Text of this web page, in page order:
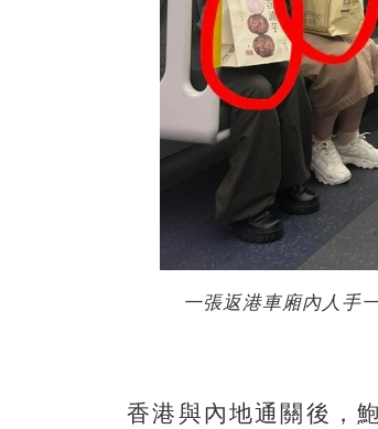
一張返港車廂內人手
香港與內地通關後，鮑